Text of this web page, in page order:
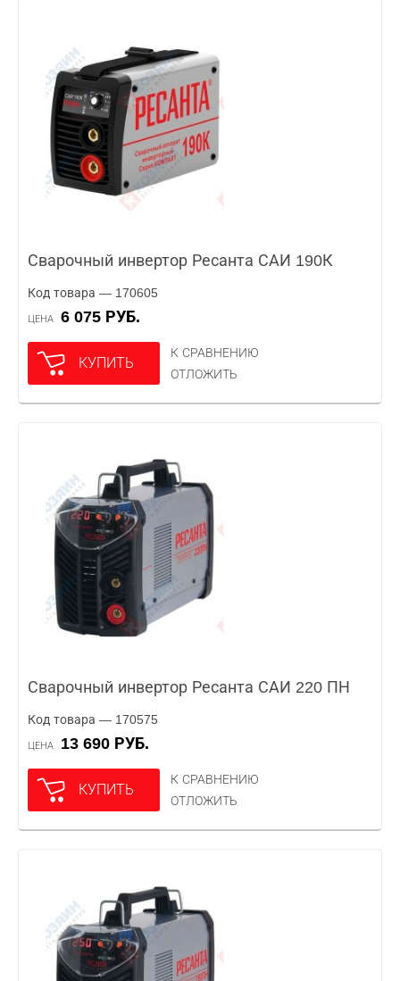
Сварочный инвертор Ресанта САИ 190К
Код товара — 170605
ЦЕНА 6 075 РУБ.
КУПИТЬ
К СРАВНЕНИЮ
ОТЛОЖИТЬ
Сварочный инвертор Ресанта САИ 220 ПН
Код товара — 170575
ЦЕНА 13 690 РУБ.
КУПИТЬ
К СРАВНЕНИЮ
ОТЛОЖИТЬ